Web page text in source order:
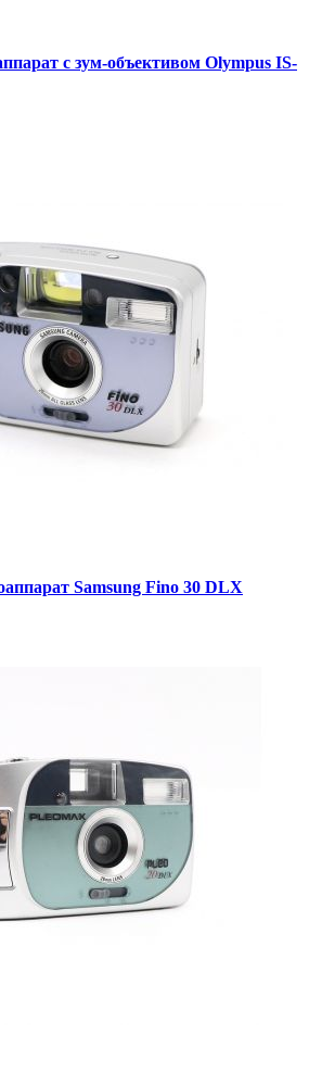
с зум-объективом Olympus IS-
Samsung Fino 30 DLX